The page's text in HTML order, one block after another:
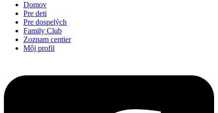
Domov
Pre deti
Pre dospelých
Family Club
Zoznam centier
Môj profil